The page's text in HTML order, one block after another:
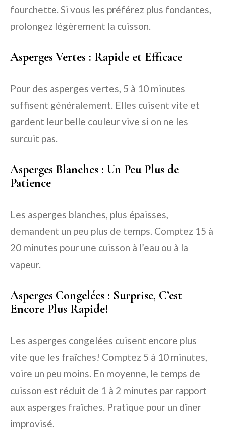
fourchette. Si vous les préférez plus fondantes,
prolongez légèrement la cuisson.
Asperges Vertes : Rapide et Efficace
Pour des asperges vertes, 5 à 10 minutes
suffisent généralement. Elles cuisent vite et
gardent leur belle couleur vive si on ne les
surcuit pas.
Asperges Blanches : Un Peu Plus de
Patience
Les asperges blanches, plus épaisses,
demandent un peu plus de temps. Comptez 15 à
20 minutes pour une cuisson à l’eau ou à la
vapeur.
Asperges Congelées : Surprise, C’est
Encore Plus Rapide!
Les asperges congelées cuisent encore plus
vite que les fraîches! Comptez 5 à 10 minutes,
voire un peu moins. En moyenne, le temps de
cuisson est réduit de 1 à 2 minutes par rapport
aux asperges fraîches. Pratique pour un dîner
improvisé.